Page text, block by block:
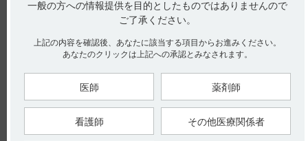
【引用】
1）ケイツーカプセル5mg電子添文 2023年3月改訂（第1版）
【更新年月】
2024年5月
一般の方への情報提供を目的としたものではありませんので
ご了承ください。
上記の内容を確認後、あなたに該当する項目からお進みください。
あなたのクリックは上記への承認とみなされます。
医師 薬剤師
看護師 その他医療関係者